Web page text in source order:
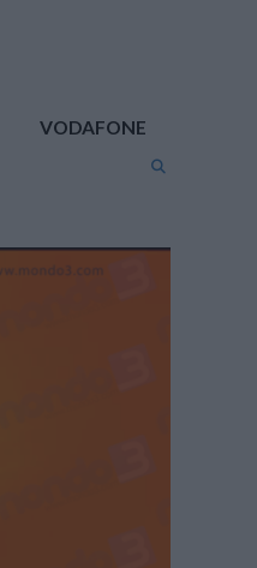
VODAFONE